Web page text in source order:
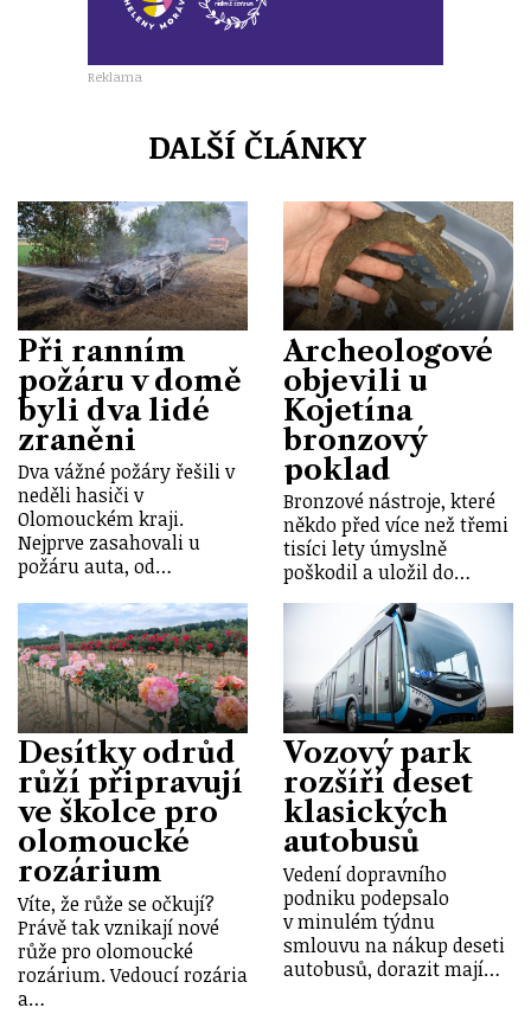
Reklama
DALŠÍ ČLÁNKY
Při ranním
požáru v domě
byli dva lidé
zraněni
Dva vážné požáry řešili v
neděli hasiči v
Olomouckém kraji.
Nejprve zasahovali u
požáru auta, od…
Archeologové
objevili u
Kojetína
bronzový
poklad
Bronzové nástroje, které
někdo před více než třemi
tisíci lety úmyslně
poškodil a uložil do…
Desítky odrůd
růží připravují
ve školce pro
olomoucké
rozárium
Víte, že růže se očkují?
Právě tak vznikají nové
růže pro olomoucké
rozárium. Vedoucí rozária
a…
Vozový park
rozšíří deset
klasických
autobusů
Vedení dopravního
podniku podepsalo
v minulém týdnu
smlouvu na nákup deseti
autobusů, dorazit mají…